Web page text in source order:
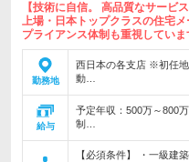
【技術に自信。 高品質なサービ
上場・日本トップクラスの住宅
プライアンス体制も重視していま
勤務地
西日本の各支店 ※初任
動…
給与
予定年収：500万～800
制…
【必須条件】 ・一級建